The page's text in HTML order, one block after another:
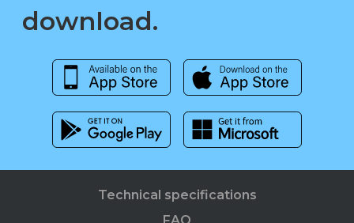
download.
Technical specifications